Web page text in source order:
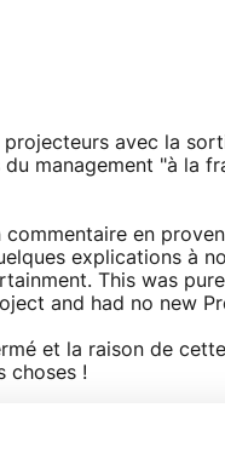
projecteurs avec la
management "à la
en
explications à
This was
and had no new
et la raison de
choses !